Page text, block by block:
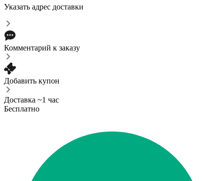
Указать адрес доставки
Комментарий к заказу
Добавить купон
Доставка ~1 час
Бесплатно